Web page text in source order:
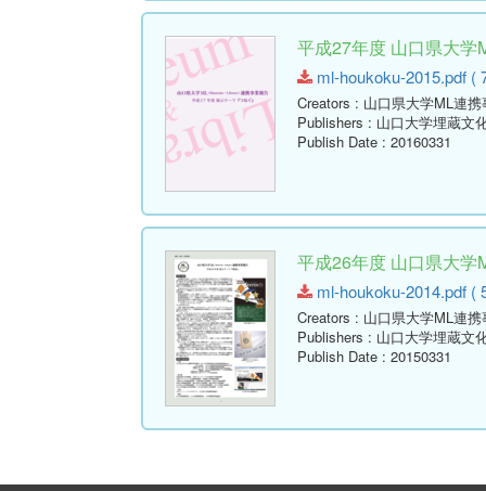
平成27年度 山口県大学
ml-houkoku-2015.pdf (
Creators : 山口県大学ML連
Publishers : 山口大学埋蔵文
Publish Date : 20160331
平成26年度 山口県大学
ml-houkoku-2014.pdf (
Creators : 山口県大学ML連
Publishers : 山口大学埋蔵文
Publish Date : 20150331